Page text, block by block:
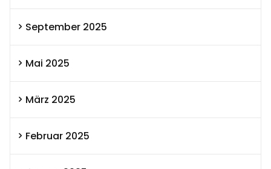
September 2025
Mai 2025
März 2025
Februar 2025